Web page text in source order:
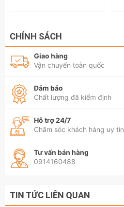
CHÍNH SÁCH
Giao hàng
Vận chuyển toàn quốc
Đảm bảo
Chất lượng đã kiểm định
Hỗ trợ 24/7
Chăm sóc khách hàng uy tín
Tư vấn bán hàng
0914160488
TIN TỨC LIÊN QUAN